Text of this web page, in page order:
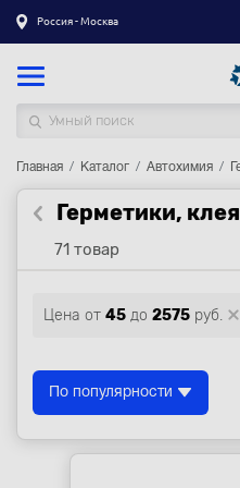
Россия - Москва
Каталог товаров
Регистрация| Вход
Доставка
Контакты
Акции
Главная Каталог Автохимия
Герметики,
71 товар
Цена от 45 до 2575 руб.
По популярности